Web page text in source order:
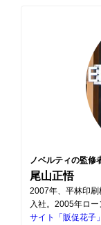
ノベルティの監修
尾山正悟
2007年、平林印刷
入社。2005年ロ
サイト「販促花子」